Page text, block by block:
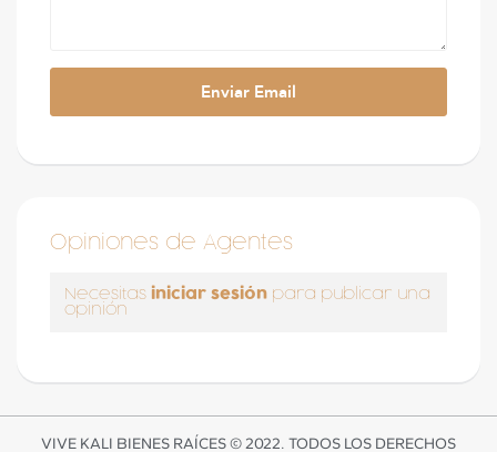
Opiniones de Agentes
Necesitas iniciar sesión para publicar una
opinión
VIVE KALI BIENES RAÍCES © 2022. TODOS LOS DERECHOS